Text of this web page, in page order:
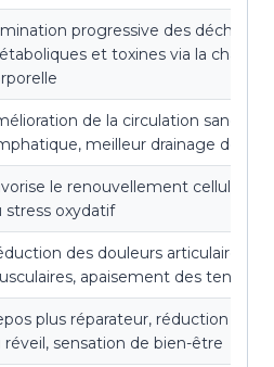
progressive des déchets
et toxines via la chaleur
de la circulation
meilleur drainage des
le renouvellement cellulaire,
stress oxydatif
des douleurs articulaires et
apaisement des tensions
plus réparateur, réduction de
réveil, sensation de bien-être